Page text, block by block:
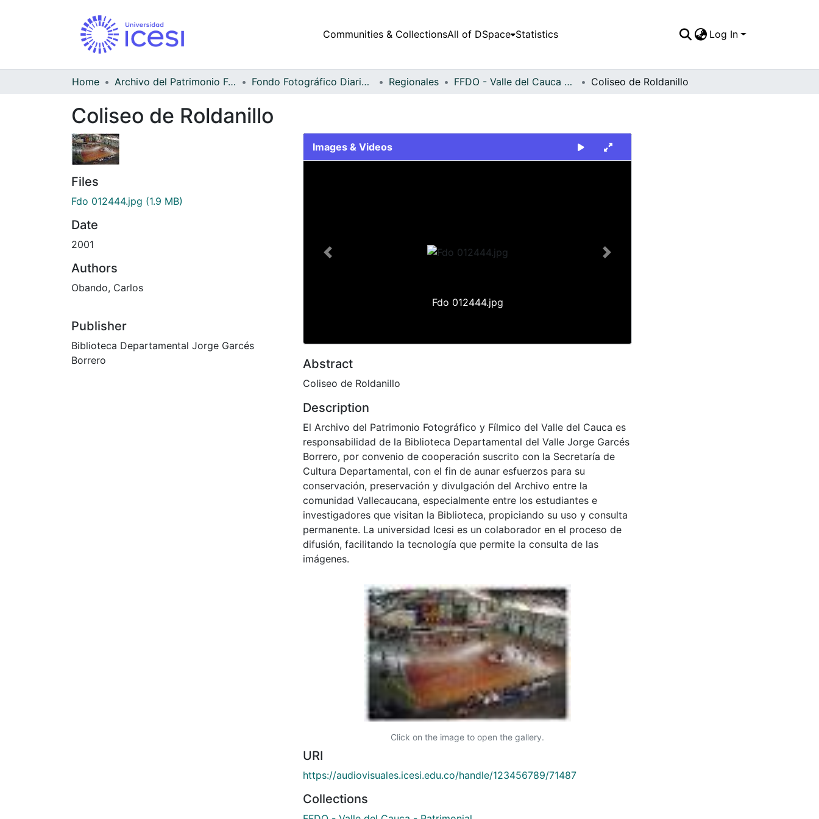
Communities & CollectionsAll of DSpace Statistics Log In
Home Archivo del Patrimonio Fotográfico y Fílmico del Valle del Cauca Fondo Fotográfico Diario Occidente Regionales FFDO - Valle del Cauca - Patrimonial Coliseo de Roldanillo
Coliseo de Roldanillo
Files
Fdo 012444.jpg (1.9 MB)
Date
2001
Authors
Obando, Carlos
Publisher
Biblioteca Departamental Jorge Garcés
Borrero
Images & Videos
Fdo 012444.jpg
Previous Next
Abstract
Coliseo de Roldanillo
Description
El Archivo del Patrimonio Fotográfico y Fílmico del Valle del Cauca es
responsabilidad de la Biblioteca Departamental del Valle Jorge Garcés
Borrero, por convenio de cooperación suscrito con la Secretaría de
Cultura Departamental, con el fin de aunar esfuerzos para su
conservación, preservación y divulgación del Archivo entre la
comunidad Vallecaucana, especialmente entre los estudiantes e
investigadores que visitan la Biblioteca, propiciando su uso y consulta
permanente. La universidad Icesi es un colaborador en el proceso de
difusión, facilitando la tecnología que permite la consulta de las
imágenes.
Click on the image to open the gallery.
URI
https://audiovisuales.icesi.edu.co/handle/123456789/71487
Collections